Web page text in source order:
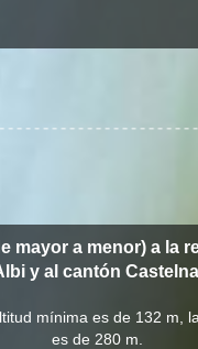
mayor a menor) a la
y al cantón
mínima es de 132 m,
es de 280 m.